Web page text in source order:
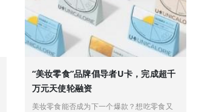
“美妆零食”品牌倡导者U卡，完成超千
万元天使轮融资
美妆零食能否成为下一个爆款？想吃零食又